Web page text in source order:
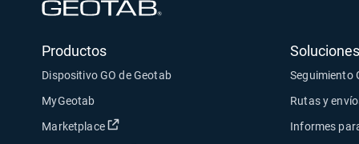
Productos
Dispositivo GO de Geotab
MyGeotab
Marketplace
Abrir en una nueva ventana
Seguimiento
Rutas y
Informes